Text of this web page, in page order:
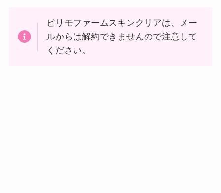
ピリモファームスキンクリアは、メー
ルからは解約できませんので注意して
ください。